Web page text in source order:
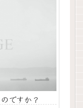
ですか？